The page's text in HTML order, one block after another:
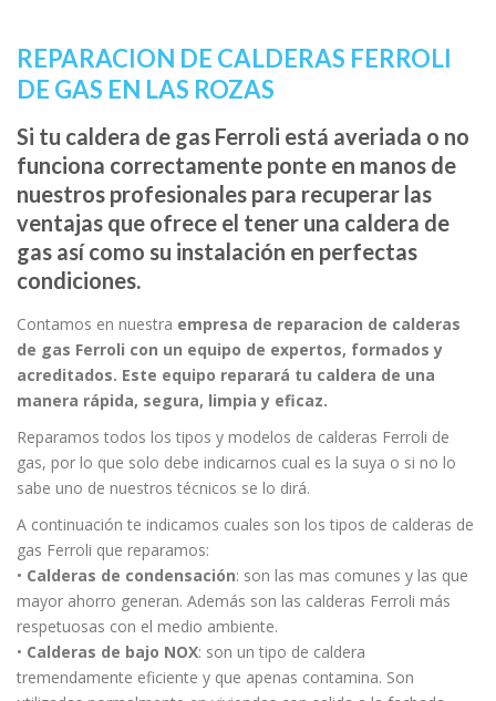
REPARACION DE CALDERAS FERROLI
DE GAS EN LAS ROZAS
Si tu caldera de gas Ferroli está averiada o no
funciona correctamente ponte en manos de
nuestros profesionales para recuperar las
ventajas que ofrece el tener una caldera de
gas así como su instalación en perfectas
condiciones.
Contamos en nuestra empresa de reparacion de calderas
de gas Ferroli con un equipo de expertos, formados y
acreditados. Este equipo reparará tu caldera de una
manera rápida, segura, limpia y eficaz.
Reparamos todos los tipos y modelos de calderas Ferroli de
gas, por lo que solo debe indicarnos cual es la suya o si no lo
sabe uno de nuestros técnicos se lo dirá.
A continuación te indicamos cuales son los tipos de calderas de
gas Ferroli que reparamos:
• Calderas de condensación: son las mas comunes y las que
mayor ahorro generan. Además son las calderas Ferroli más
respetuosas con el medio ambiente.
• Calderas de bajo NOX: son un tipo de caldera
tremendamente eficiente y que apenas contamina. Son